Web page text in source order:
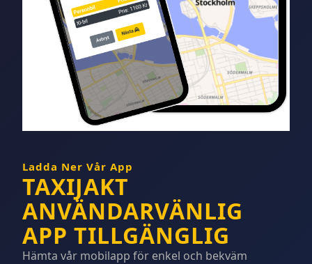
Ladda Ner Vår App
TAXIJAKT
ANVÄNDARVÄNLIG
APP TILLGÄNGLIG
Hämta vår mobilapp för enkel och bekväm